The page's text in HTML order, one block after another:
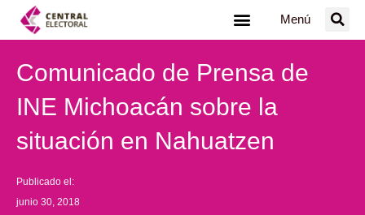
Menú
Comunicado de Prensa de
INE Michoacán sobre la
situación en Nahuatzen
Publicado el:
junio 30, 2018